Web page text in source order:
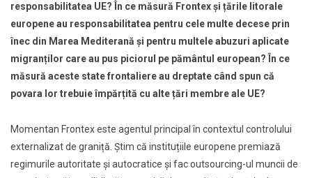
responsabilitatea UE? În ce măsură Frontex şi țările litorale
europene au responsabilitatea pentru cele multe decese prin
înec din Marea Mediterană şi pentru multele abuzuri aplicate
migranților care au pus piciorul pe pământul european? În ce
măsură aceste state frontaliere au dreptate când spun că
povara lor trebuie împărțită cu alte țări membre ale UE?
Momentan Frontex este agentul principal în contextul controlului
externalizat de graniță. Știm că instituțiile europene premiază
regimurile autoritate şi autocratice şi fac outsourcing-ul muncii de